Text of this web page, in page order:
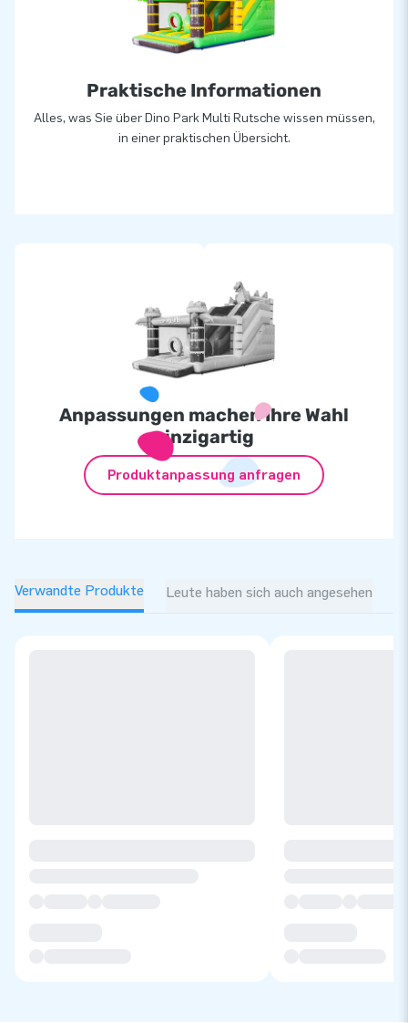
Praktische Informationen
Alles, was Sie über Dino Park Multi Rutsche wissen müssen,
in einer praktischen Übersicht.
Anpassungen machen Ihre Wahl
einzigartig
Produktanpassung anfragen
Verwandte Produkte Leute haben sich auch angesehen